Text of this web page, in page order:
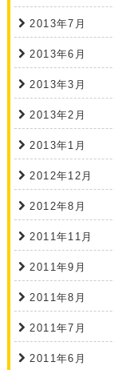
2013年7月
2013年6月
2013年3月
2013年2月
2013年1月
2012年12月
2012年8月
2011年11月
2011年9月
2011年8月
2011年7月
2011年6月